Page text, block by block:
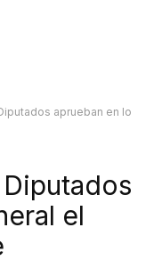
aprueban en lo
el